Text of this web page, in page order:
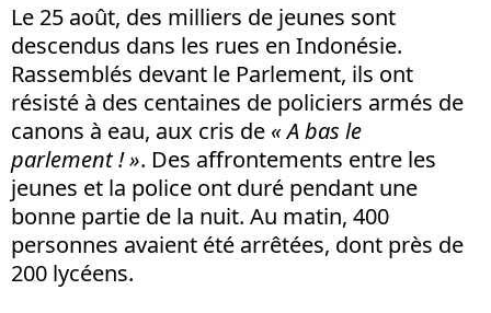
Le 25 août, des milliers de jeunes sont
descendus dans les rues en Indonésie.
Rassemblés devant le Parlement, ils ont
résisté à des centaines de policiers armés de
canons à eau, aux cris de « A bas le
parlement ! ». Des affrontements entre les
jeunes et la police ont duré pendant une
bonne partie de la nuit. Au matin, 400
personnes avaient été arrêtées, dont près de
200 lycéens.